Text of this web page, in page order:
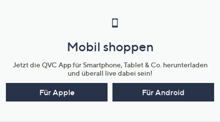
Mobil shoppen
Jetzt die QVC App für Smartphone, Tablet & Co. herunterladen
und überall live dabei sein!
Für Apple Für Android